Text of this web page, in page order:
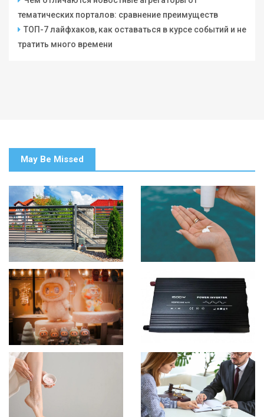
тематических порталов: сравнение преимуществ
ТОП-7 лайфхаков, как оставаться в курсе событий и не
тратить много времени
May Be Missed